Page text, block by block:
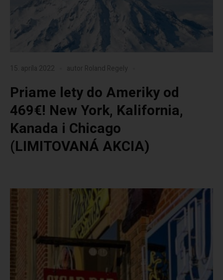
15. apríla 2022 autor Roland Regely
Priame lety do Ameriky od
469€! New York, Kalifornia,
Kanada i Chicago
(LIMITOVANÁ AKCIA)